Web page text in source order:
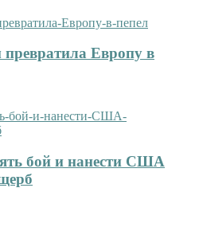
Европу в
бой и нанести США